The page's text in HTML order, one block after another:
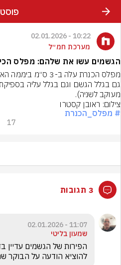
פוסט
10:22 - 02.01.2026
מערכת חמ״ל
הגשמים עשו את שלהם: מפלס
מעוקב לשניה).
צילום: ראובן קסטרו
# מפלס_הכנרת
17
3 תגובות
11:07 - 02.01.2026
שמעון בליטי
להוציא הודעה על הבוקר